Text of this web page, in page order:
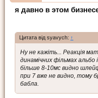
я давно в этом
Цитата від syavych: ↑
Ну не кажіть... Реакція
динамічних фільмах альбо
більше 8-10мс видно
при 7 вже не видно, тому
бабла.